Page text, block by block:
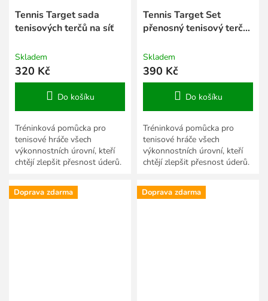
Tennis Target sada
tenisových terčů na síť
Skladem
320 Kč
Do košíku
Tréninková pomůcka pro
tenisové hráče všech
výkonnostních úrovní, kteří
chtějí zlepšit přesnost úderů.
Tennis Target Set
přenosný tenisový terč
Skladem
390 Kč
Do košíku
Tréninková pomůcka pro
tenisové hráče všech
výkonnostních úrovní, kteří
chtějí zlepšit přesnost úderů.
Doprava zdarma Doprava zdarma